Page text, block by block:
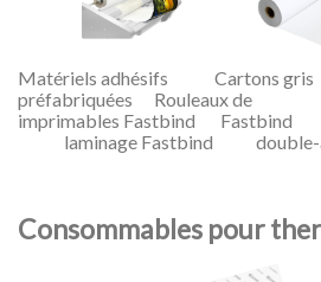
Matériels adhésifs Cartons
préfabriquées Rouleaux de
imprimables Fastbind Fastbind
laminage Fastbind double-
Consommables pour